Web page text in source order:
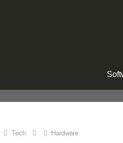
Tech Hardware